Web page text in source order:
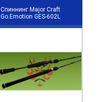
Спиннинг Major Craft
Go.Emotion GES-602L